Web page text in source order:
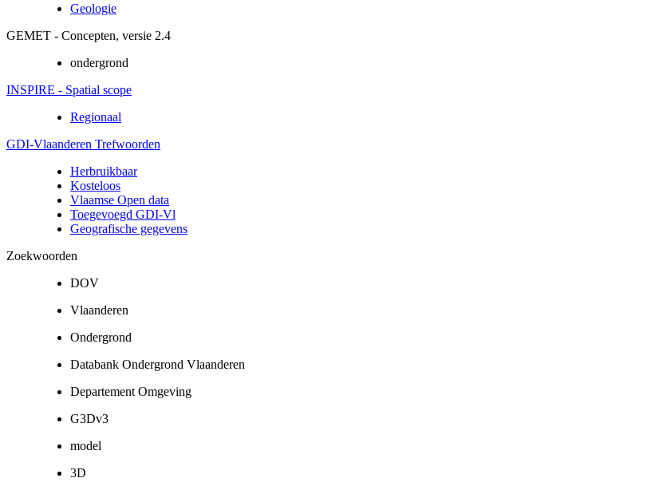
Geologie
GEMET - Concepten, versie 2.4
ondergrond
INSPIRE - Spatial scope
Regionaal
GDI-Vlaanderen Trefwoorden
Herbruikbaar
Kosteloos
Vlaamse Open data
Toegevoegd GDI-Vl
Geografische gegevens
Zoekwoorden
DOV
Vlaanderen
Ondergrond
Databank Ondergrond Vlaanderen
Departement Omgeving
G3Dv3
model
3D